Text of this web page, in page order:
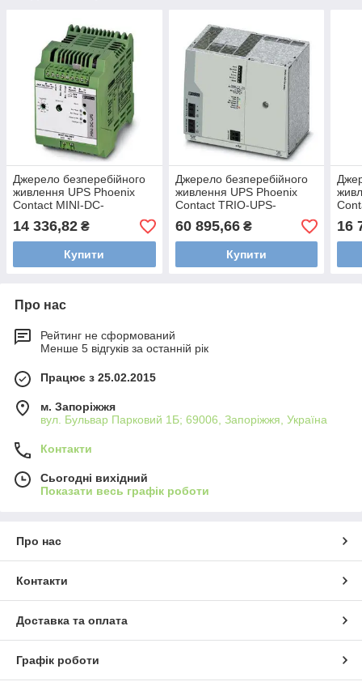
Джерело безперебійного
живлення UPS Phoenix
Contact MINI-DC-
UPS/12DC/4, 2866598
14 336,82 ₴
Купити
Джерело безперебійного
живлення UPS Phoenix
Contact TRIO-UPS-
2G/1AC/1AC/120V/750VA,
2905908
60 895,66₴
Купити
16
Про нас
Рейтинг не сформований
Менше 5 відгуків за останній рік
Працює з 25.02.2015
м. Запоріжжя
вул. Бульвар Парковий 1Б; 69006, Запоріжжя, Україна
Контакти
Сьогодні вихідний
Показати весь графік роботи
Про нас
Контакти
Доставка та оплата
Графік роботи